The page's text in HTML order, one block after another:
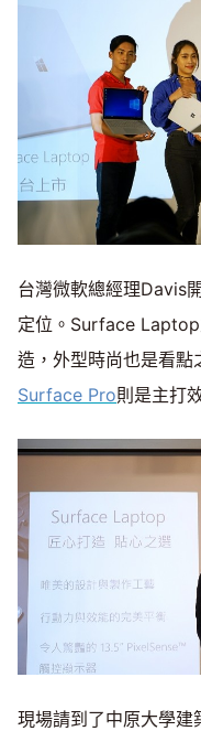
台灣微軟總經理Davis
定位。Surface
造，外型時尚也是看點
Surface Pro則是主打
現場請到了中原大學建